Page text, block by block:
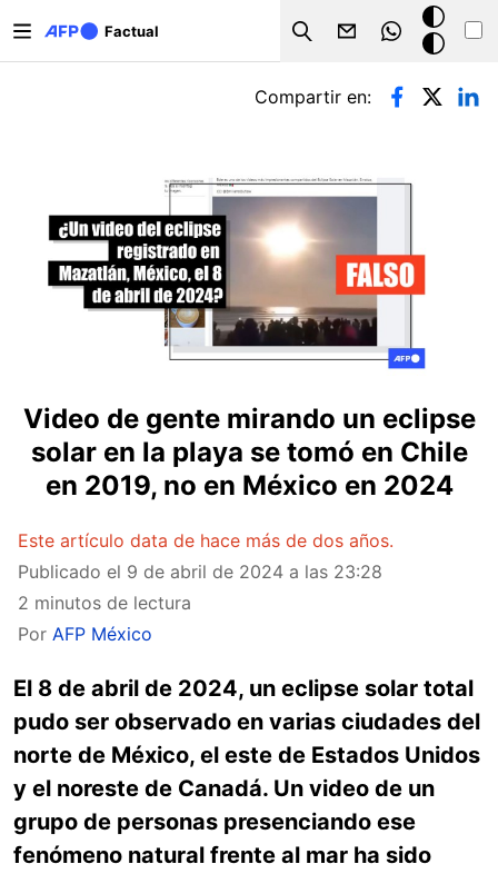
Factual
Search
Modo
oscuro
Solapas principales
Compartir en:
Video de gente mirando un eclipse
solar en la playa se tomó en Chile
en 2019, no en México en 2024
Este artículo data de hace más de dos años.
Publicado el 9 de abril de 2024 a las 23:28
2 minutos de lectura
Por AFP México
El 8 de abril de 2024, un eclipse solar total
pudo ser observado en varias ciudades del
norte de México, el este de Estados Unidos
y el noreste de Canadá. Un video de un
grupo de personas presenciando ese
fenómeno natural frente al mar ha sido